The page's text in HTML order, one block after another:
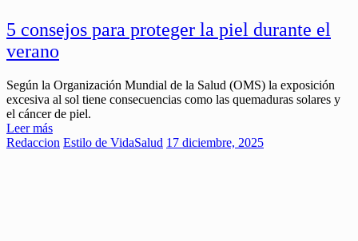
5 consejos para proteger la piel durante el
verano
Según la Organización Mundial de la Salud (OMS) la exposición
excesiva al sol tiene consecuencias como las quemaduras solares y
el cáncer de piel.
Leer más
Redaccion Estilo de VidaSalud 17 diciembre, 2025